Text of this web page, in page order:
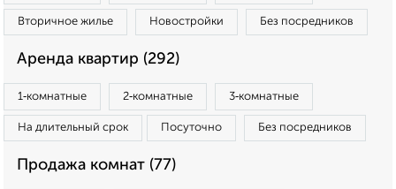
Вторичное жилье Новостройки Без посредников
Аренда квартир (292)
1‑комнатные 2‑комнатные 3‑комнатные
На длительный срок Посуточно Без посредников
Продажа комнат (77)